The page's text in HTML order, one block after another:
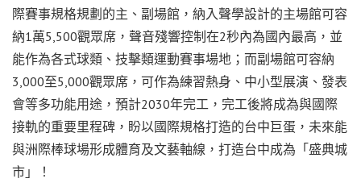
際賽事規格規劃的主、副場館，納入聲學設計的主場館可容
納1萬5,500觀眾席，聲音殘響控制在2秒內為國內最高，並
能作為各式球類、技擊類運動賽事場地；而副場館可容納
3,000至5,000觀眾席，可作為練習熱身、中小型展演、發表
會等多功能用途，預計2030年完工，完工後將成為與國際
接軌的重要里程碑，盼以國際規格打造的台中巨蛋，未來能
與洲際棒球場形成體育及文藝軸線，打造台中成為「盛典城
市」！